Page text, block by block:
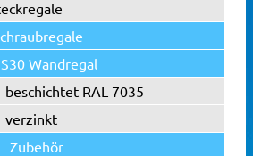
S30 Wandregal
beschichtet RAL 7035
verzinkt
Zubehör